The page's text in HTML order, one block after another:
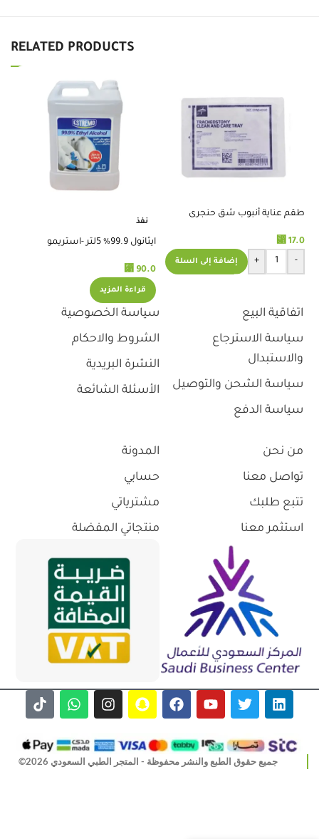
RELATED PRODUCTS
طقم عناية أنبوب شق حنجرى
⃁ 17.0
-
+ إضافة إلى السلة
نفذ
ايثانول 99.9% 5لتر -استريمو
⃁ 90.0
قراءة المزيد
اتفاقية البيع
سياسة الاسترجاع
والاستبدال
سياسة الشحن والتوصيل
سياسة الدفع
سياسة الخصوصية
الشروط والاحكام
النشرة البريدية
الأسئلة الشائعة
من نحن
تواصل معنا
تتبع طلبك
استثمر معنا
المدونة
حسابي
مشترياتي
منتجاتي المفضلة
جميع حقوق الطبع والنشر محفوظة - المتجر الطبي السعودي 2026©